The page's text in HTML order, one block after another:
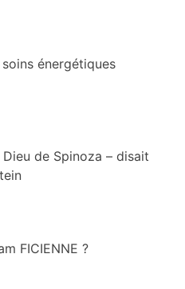
soins énergétiques
de Spinoza – disait
FICIENNE ?